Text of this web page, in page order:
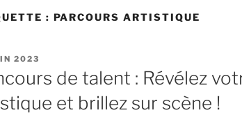
: PARCOURS ARTISTIQUE
2023
de talent : Révélez
et brillez sur scène !